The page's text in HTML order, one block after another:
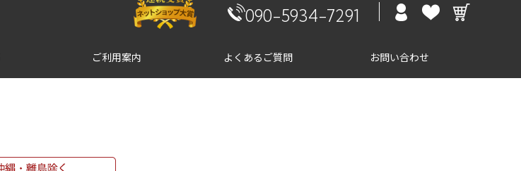
090-5934-7291
ご利用案内 よくあるご質問 お問い合わせ